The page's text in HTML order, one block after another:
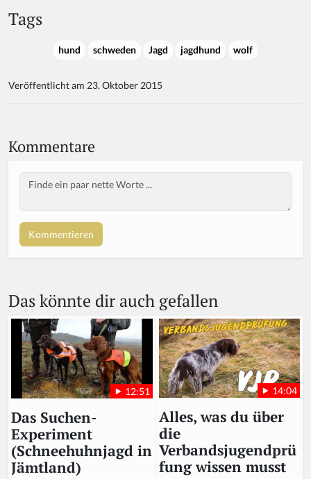
Tags
hund schweden Jagd jagdhund wolf
Veröffentlicht am 23. Oktober 2015
Kommentare
o
u
h
u
m
a
n,
ig
n
o
r
t
hi
s
Body
Das könnte dir auch gefallen
12:51
Das Suchen-
Experiment
(Schneehuhnjagd in
Jämtland)
14:04
Alles, was du über
die
Verbandsjugendprü
fung wissen musst